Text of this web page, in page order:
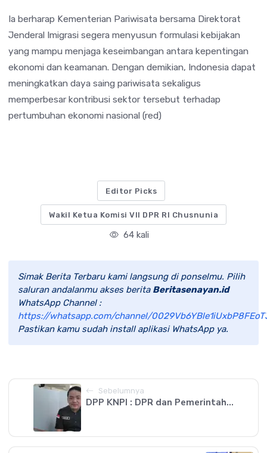
Ia berharap Kementerian Pariwisata bersama Direktorat
Jenderal Imigrasi segera menyusun formulasi kebijakan
yang mampu menjaga keseimbangan antara kepentingan
ekonomi dan keamanan. Dengan demikian, Indonesia dapat
meningkatkan daya saing pariwisata sekaligus
memperbesar kontribusi sektor tersebut terhadap
pertumbuhan ekonomi nasional (red)
Editor Picks
Wakil Ketua Komisi VII DPR RI Chusnunia
64 kali
Simak Berita Terbaru kami langsung di ponselmu. Pilih
saluran andalanmu akses berita Beritasenayan.id
WhatsApp Channel :
https://whatsapp.com/channel/
Pastikan kamu sudah install aplikasi WhatsApp ya.
Sebelumnya
DPP KNPI : DPR dan Pemerintah...